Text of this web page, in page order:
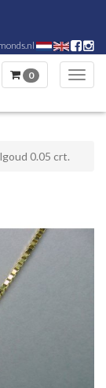
0
0.05 crt.